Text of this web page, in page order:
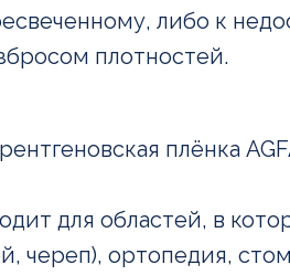
либо к
плотностей.
плёнка
для областей, в
череп), ортопедия,